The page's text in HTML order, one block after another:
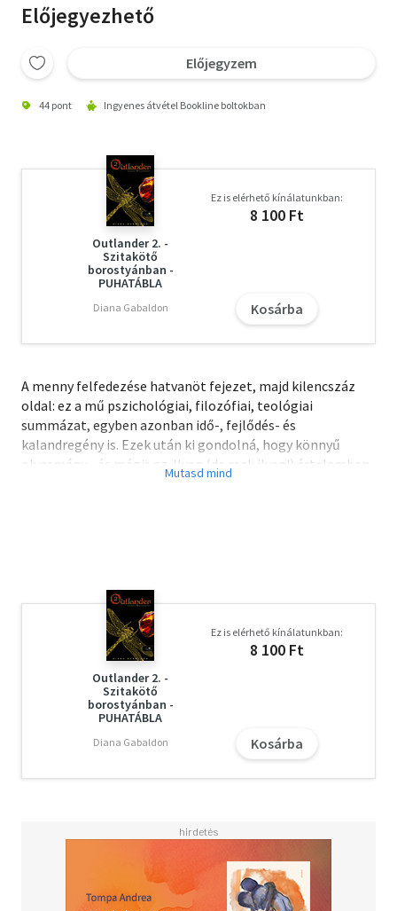
Előjegyezhető
Előjegyzem
44 pont Ingyenes átvétel Bookline boltokban
Outlander 2. -
Szitakötő
borostyánban -
PUHATÁBLA
Diana Gabaldon
Ez is elérhető kínálatunkban:
8 100 Ft
Kosárba
A menny felfedezése hatvanöt fejezet, majd kilencszáz
oldal: ez a mű pszichológiai, filozófiai, teológiai
summázat, egyben azonban idő-, fejlődés- és
kalandregény is. Ezek után ki gondolná, hogy könnyű
olvasmány - és mégis az. Ilyen (de csak ilyen!) értelemben
lektűr... de micsoda szuperlektűr! Lebilincselő, izgalmas,
Outlander 2. -
Szitakötő
borostyánban -
PUHATÁBLA
Diana Gabaldon
Ez is elérhető kínálatunkban:
8 100 Ft
Kosárba